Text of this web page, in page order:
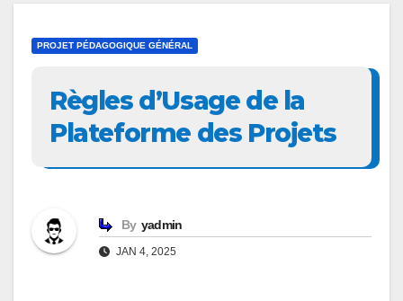
PROJET PÉDAGOGIQUE GÉNÉRAL
Règles d’Usage de la
Plateforme des Projets
By yadmin
JAN 4, 2025